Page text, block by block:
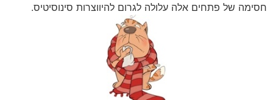
חסימה של פתחים אלה עלולה לגרום להיווצרות סינוסיטיס.